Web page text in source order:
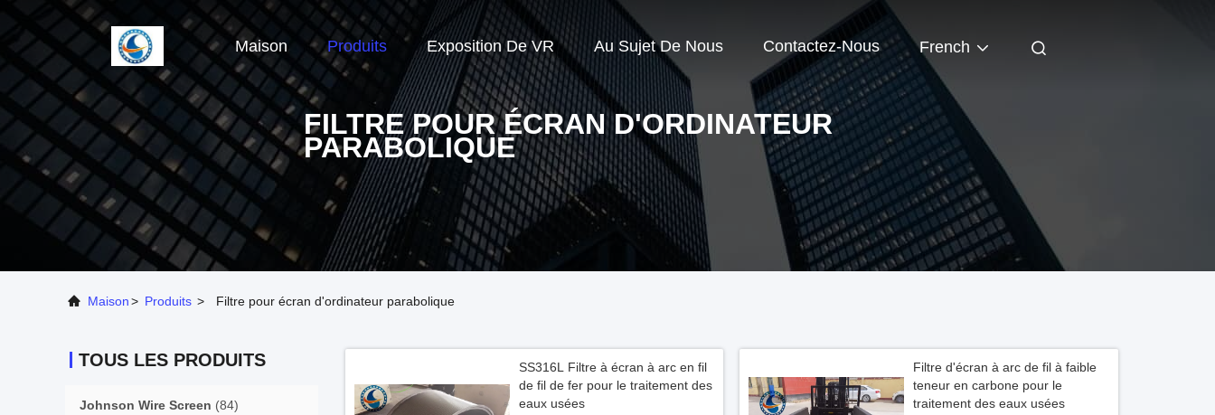
Maison Produits Exposition De VR Au Sujet De Nous Contactez-Nous French
FILTRE POUR ÉCRAN D'ORDINATEUR
PARABOLIQUE
Maison> Produits > Filtre pour écran d'ordinateur parabolique
TOUS LES PRODUITS
Johnson Wire Screen (84)
SS316L Filtre à écran à arc en fil
de fil de fer pour le traitement des
eaux usées
Filtre d'écran à arc de fil à faible
teneur en carbone pour le
traitement des eaux usées